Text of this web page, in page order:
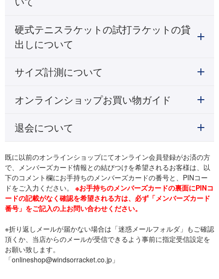
硬式テニスラケットの試打ラケットの貸
出しについて
サイズ計測について
オンラインショップお買い物ガイド
退会について
既に以前のオンラインショップにてオンライン会員登録がお済の方
で、メンバーズカード情報との結びつけを希望されるお客様は、以
下のコメント欄にお手持ちのメンバーズカードの番号と、PINコー
ドをご入力ください。 ※お手持ちのメンバーズカードの裏面にPINコ
ードの記載がなく確認を希望される方は、必ず「メンバーズカード
番号」をご記入の上お問い合わせください。
※折り返しメールが届かない場合は「迷惑メールフォルダ」もご確認
頂くか、当店からのメールが受信できるよう事前に指定受信設定を
お願い致します。
「onlineshop@windsorracket.co.jp」